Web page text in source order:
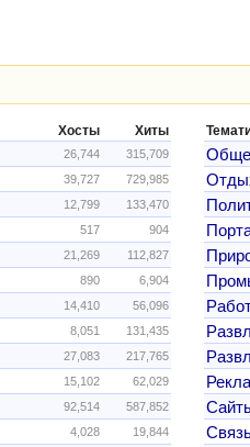
Хосты Хиты
26,744 315,709
39,727 729,985
12,799 133,470
517 904
21,269 112,827
890 6,904
14,410 56,096
8,051 131,435
27,083 217,765
15,102 62,029
92,514 587,852
4,028 19,844